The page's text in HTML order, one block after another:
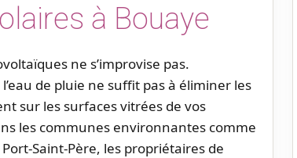
à Bouaye
ne s’improvise pas.
de pluie ne suffit pas à éliminer les
sur les surfaces vitrées de vos
les communes environnantes comme
Saint-Père, les propriétaires de